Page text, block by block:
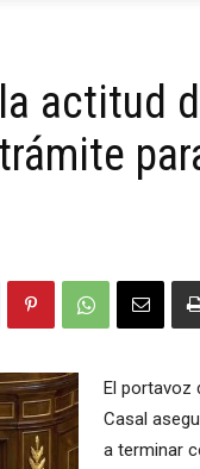
actitud
El portavoz
Casal
a terminar